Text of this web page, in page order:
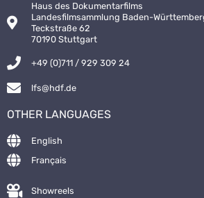
Haus des Dokumentarfilms
Landesfilmsammlung Baden-
Teckstraße 62
70190 Stuttgart
+49 (0)711 / 929 309 24
lfs@hdf.de
OTHER LANGUAGES
English
Français
Showreels